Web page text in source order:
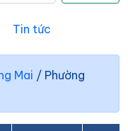
Tin tức
Mai / Phường